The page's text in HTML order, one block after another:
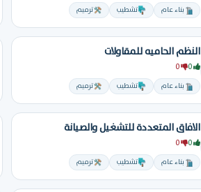
بناء عام تشطيب ترميم
النظم الحاميه للمقاولات
0
0
بناء عام تشطيب ترميم
الافاق المتعددة للتشغيل والصيانة
0
0
بناء عام تشطيب ترميم